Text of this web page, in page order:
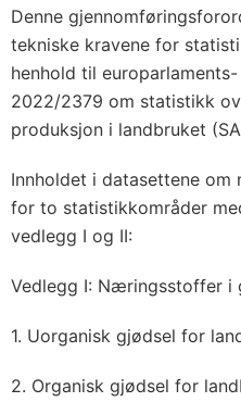
Denne
tekniske kravene for
henhold til
2022/2379 om statistikk
produksjon i landbruket
Innholdet i datasettene
for to statistikkområder
vedlegg I og II:
Vedlegg I: Næringsstoffer i
1. Uorganisk gjødsel for
2. Organisk gjødsel for